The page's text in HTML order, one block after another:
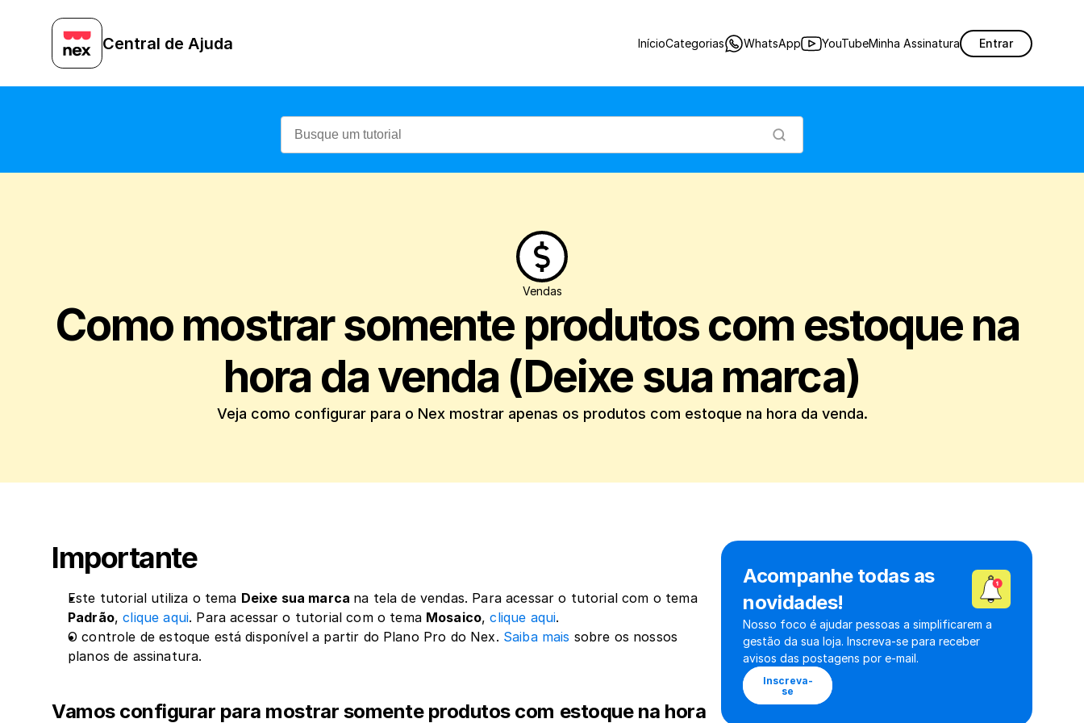
Central de Ajuda InícioCategorias WhatsApp YouTubeMinha Assinatura Entrar
Vendas
Como mostrar somente produtos com estoque na
hora da venda (Deixe sua marca)
Veja como configurar para o Nex mostrar apenas os produtos com estoque na hora da venda.
Importante
Este tutorial utiliza o tema Deixe sua marca
na tela de vendas. Para acessar o tutorial com o tema
Padrão, clique aqui. Para acessar o tutorial com o tema Mosaico, clique aqui.
O controle de estoque está disponível a partir do Plano Pro do Nex. Saiba mais sobre os nossos
planos de assinatura.
Vamos configurar para mostrar somente produtos com estoque na hora
Acompanhe todas as
novidades!
Nosso foco é ajudar pessoas a simplificarem a
gestão da sua loja. Inscreva-se para receber
avisos das postagens por e-mail.
Inscreva-
se